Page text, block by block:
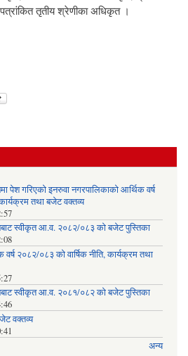
तृतीय श्रेणीका अधिकृत ।
गरिएको इनरुवा नगरपालिकाको आर्थिक वर्ष
तथा बजेट वक्तव्य
स्वीकृत आ.व. २०८२/०८३ को बजेट पुस्तिका
२०८२/०८३ को वार्षिक नीति, कार्यक्रम तथा
स्वीकृत आ.व. २०८१/०८२ को बजेट पुस्तिका
वक्तव्य
अन्य